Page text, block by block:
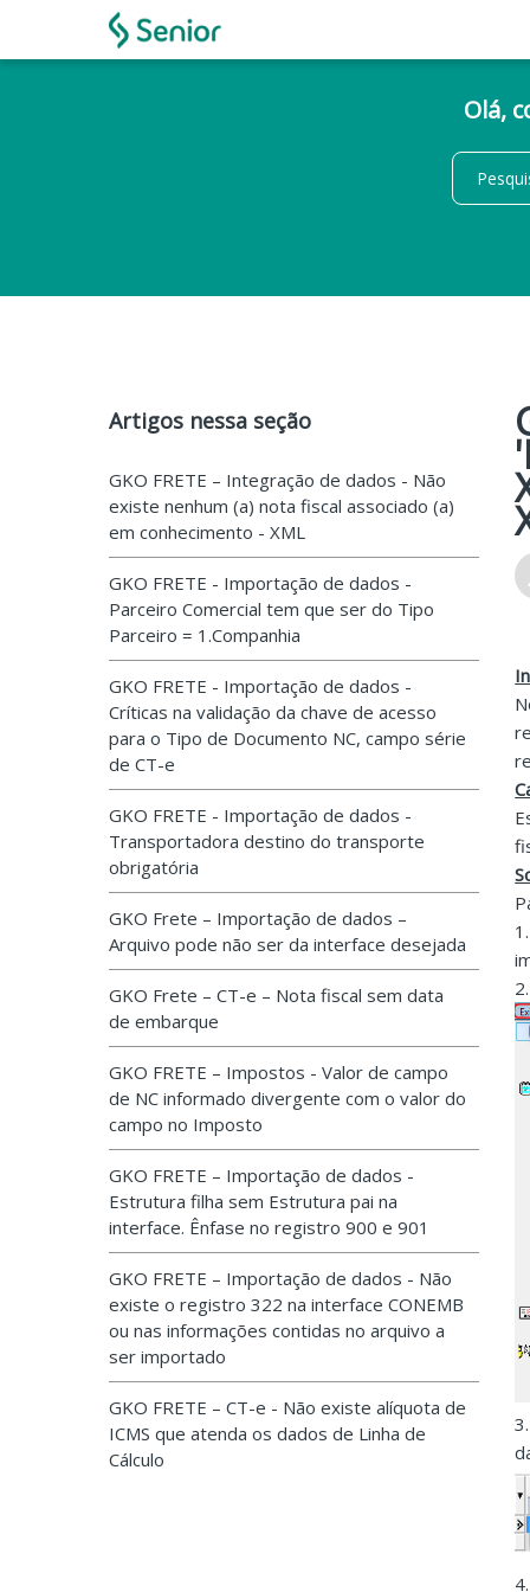
Olá,
Artigos nessa seção
GKO FRETE – Integração de dados - Não
existe nenhum (a) nota fiscal associado (a)
em conhecimento - XML
GKO FRETE - Importação de dados -
Parceiro Comercial tem que ser do Tipo
Parceiro = 1.Companhia
GKO FRETE - Importação de dados -
Críticas na validação da chave de acesso
para o Tipo de Documento NC, campo série
de CT-e
GKO FRETE - Importação de dados -
Transportadora destino do transporte
obrigatória
GKO Frete – Importação de dados –
Arquivo pode não ser da interface desejada
GKO Frete – CT-e – Nota fiscal sem data
de embarque
GKO FRETE – Impostos - Valor de campo
de NC informado divergente com o valor do
campo no Imposto
GKO FRETE – Importação de dados -
Estrutura filha sem Estrutura pai na
interface. Ênfase no registro 900 e 901
GKO FRETE – Importação de dados - Não
existe o registro 322 na interface CONEMB
ou nas informações contidas no arquivo a
ser importado
GKO FRETE – CT-e - Não existe alíquota de
ICMS que atenda os dados de Linha de
Cálculo